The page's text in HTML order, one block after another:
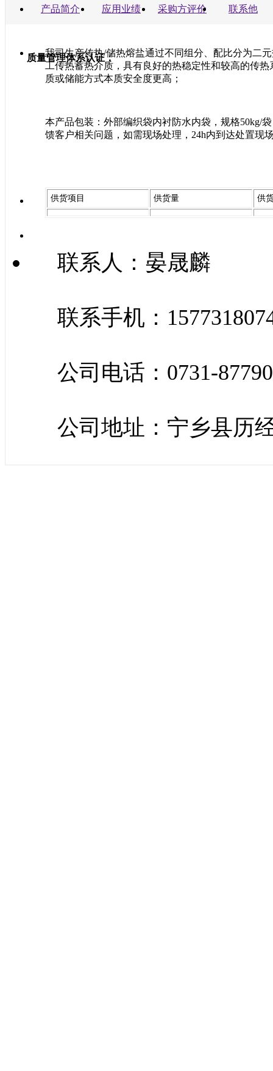
商业信誉承诺书：
质量管理体系认证：
产品简介 应用业绩 采购方评价 联系他
我司生产传热/储热熔盐通过不同组分、配比分为二
工传热蓄热介质，具有良好的热稳定性和较高的传
质或储能方式本质安全度更高；
本产品包装：外部编织袋内衬防水内袋，规格50kg/
馈客户相关问题，如需现场处理，24h内到达处置现
供货项目 供货量 供
联系人：晏晟麟
联系手机：
公司电话：0731-
公司地址：宁乡县历